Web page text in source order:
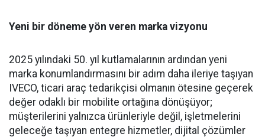
Yeni bir döneme yön veren marka vizyonu
2025 yılındaki 50. yıl kutlamalarının ardından yeni
marka konumlandırmasını bir adım daha ileriye taşıyan
IVECO, ticari araç tedarikçisi olmanın ötesine geçerek
değer odaklı bir mobilite ortağına dönüşüyor;
müşterilerini yalnızca ürünleriyle değil, işletmelerini
geleceğe taşıyan entegre hizmetler, dijital çözümler